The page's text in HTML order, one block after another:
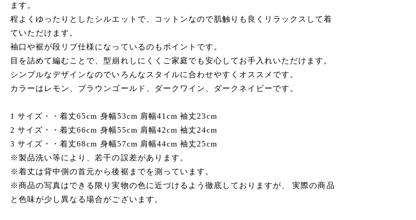
ます。
程よくゆったりとしたシルエットで、コットンなので肌触りも良くリラックスして着
ていただけます。
袖口や裾が段リブ仕様になっているのもポイントです。
目を詰めて編むことで、型崩れしにくくご家庭でも安心してお手入れいただけます。
シンプルなデザインなのでいろんなスタイルに合わせやすくオススメです。
カラーはレモン、ブラウンゴールド、ダークワイン、ダークネイビーです。
1 サイズ・・着丈65cm 身幅53cm 肩幅41cm 袖丈23cm
2 サイズ・・着丈66cm 身幅55cm 肩幅42cm 袖丈24cm
3 サイズ・・着丈68cm 身幅57cm 肩幅44cm 袖丈25cm
※製品洗い等により、若干の誤差があります。
※着丈は背中側の首元から後裾までを測っています。
※商品の写真はできる限り実物の色に近づけるよう徹底しておりますが、 実際の商品
と色味が少し異なる場合がございます。